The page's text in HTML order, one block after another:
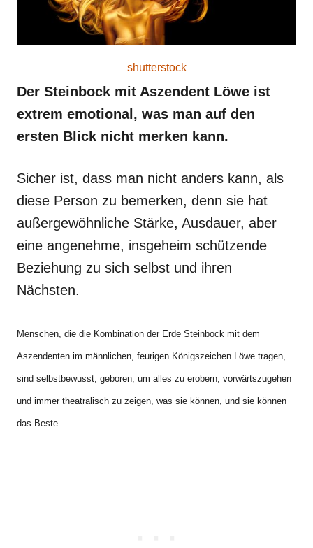
shutterstock
Der Steinbock mit Aszendent Löwe ist
extrem emotional, was man auf den
ersten Blick nicht merken kann.
Sicher ist, dass man nicht anders kann, als
diese Person zu bemerken, denn sie hat
außergewöhnliche Stärke, Ausdauer, aber
eine angenehme, insgeheim schützende
Beziehung zu sich selbst und ihren
Nächsten.
Menschen, die die Kombination der Erde Steinbock mit dem
Aszendenten im männlichen, feurigen Königszeichen Löwe tragen,
sind selbstbewusst, geboren, um alles zu erobern, vorwärtszugehen
und immer theatralisch zu zeigen, was sie können, und sie können
das Beste.